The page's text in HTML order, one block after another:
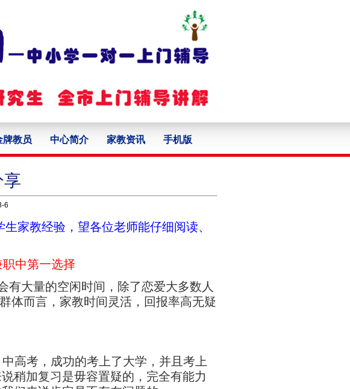
牌教员 中心简介 家教资讯 手机版
享
6
家教经验，望各位老师能仔细阅读、
职中第一选择
有大量的空闲时间，除了恋爱大多数人
体而言，家教时间灵活，回报率高无疑
高考，成功的考上了大学，并且考上
稍加复习是毋容置疑的，完全有能力